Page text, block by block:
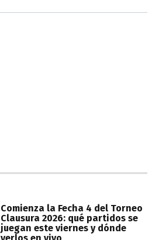
Comienza la Fecha 4 del Torneo
Clausura 2026: qué partidos se
juegan este viernes y dónde